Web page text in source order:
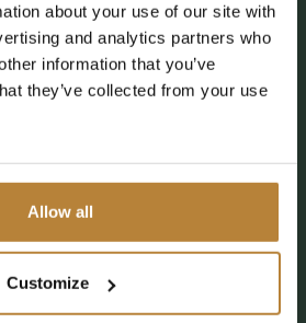
about your use of our site with
and analytics partners who
information that you’ve
they’ve collected from your use
Allow all
Customize